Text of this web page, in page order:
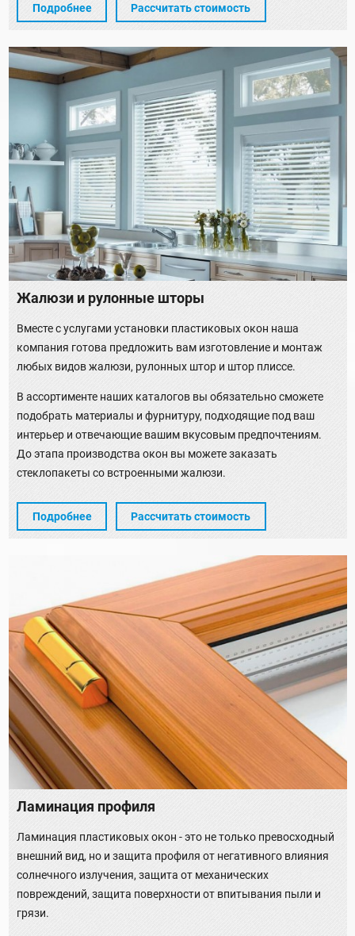
Подробнее Рассчитать стоимость
Жалюзи и рулонные шторы
Вместе с услугами установки пластиковых окон наша
компания готова предложить вам изготовление и монтаж
любых видов жалюзи, рулонных штор и штор плиссе.
В ассортименте наших каталогов вы обязательно сможете
подобрать материалы и фурнитуру, подходящие под ваш
интерьер и отвечающие вашим вкусовым предпочтениям.
До этапа производства окон вы можете заказать
стеклопакеты со встроенными жалюзи.
Подробнее Рассчитать стоимость
Ламинация профиля
Ламинация пластиковых окон - это не только превосходный
внешний вид, но и защита профиля от негативного влияния
солнечного излучения, защита от механических
повреждений, защита поверхности от впитывания пыли и
грязи.